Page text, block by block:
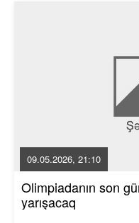
09.05.2026, 21:10
Olimpiadanın son
yarışacaq